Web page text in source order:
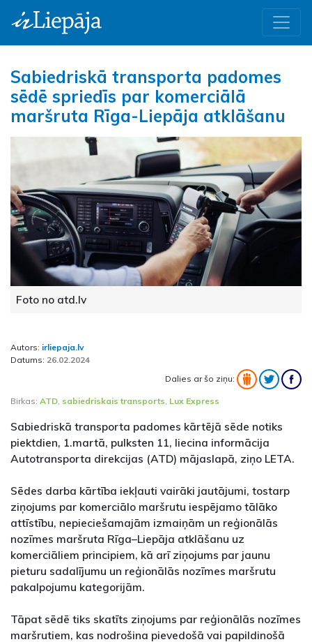
Sabiedriskā transporta padomes
sēdē spriedīs par komerciālā
maršruta Rīga-Liepāja atklāšanu
Foto no atd.lv
Autors: irliepaja.lv
Datums: 26.02.2024
Dalies ar šo ziņu:
Birkas: ATD, sabiedriskais transports, Lux Express
Sabiedriskā transporta padomes kārtējā sēde notiks
piektdien, 1.martā, pulksten 11, liecina informācija
Autotransporta direkcijas (ATD) mājaslapā, ziņo LETA.
Sēdes darba kārtība iekļauti vairāki jautājumi, tostarp
ziņojums par komerciālo maršrutu iespējamo tālāko
attīstību, nepieciešamajām izmaiņām un reģionālās
nozīmes maršruta Rīga–Liepāja atklāšanu uz
komerciāliem principiem, kā arī ziņojums par jaunu
pieturu sadalījumu un reģionālās nozīmes maršrutu
pakalpojumu kategorijām.
Tāpat sēdē tiks skatīts ziņojums par reģionālās nozīmes
maršrutiem, kas nodrošina pievedošā vai papildinošā